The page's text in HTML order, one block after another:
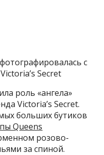
с
Secret
роль «ангела»
Victoria’s Secret.
больших бутиков
Queens
розово-
за спиной.